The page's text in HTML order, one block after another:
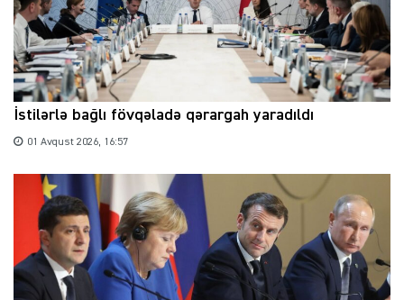
İstilərlə bağlı fövqəladə qərargah yaradıldı
01 Avqust 2026, 16:57